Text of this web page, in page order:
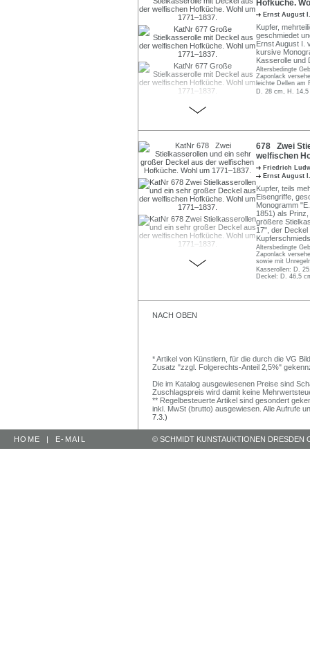
Hofküche.
Ernst August
Kupfer,
geschmiedet
Ernst August I.
kursive
Kasserolle und
Altersbedingte
Zaponlack
leichte Dellen am
D. 28 cm, H.
678 Zwei
welfischen
Friedrich
Ernst August
Kupfer, teils
Eisengriffe,
Monogramm
1851) als
größere
17", der
Altersbedingte
Zaponlack
sowie mit
Kasserollen: D.
Deckel: D. 46,5
NACH OBEN
* Artikel von Künstlern, für die durch die VG
Zusatz "zzgl. Folgerechts-Anteil 2,5%"
Die im Katalog ausgewiesenen Preise sind
Zuschlagspreis wird damit keine
** Regelbesteuerte Artikel sind gesondert
inkl. MwSt (brutto) ausgewiesen. Alle Aufrufe
7.3.)
HOME | E-MAIL © SCHMIDT KUNSTAUKTIONEN DRESDEN